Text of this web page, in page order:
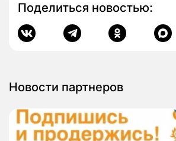
Поделиться новостью:
Новости партнеров